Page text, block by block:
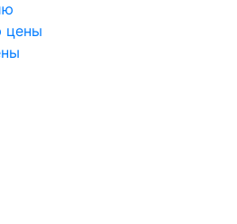
цены